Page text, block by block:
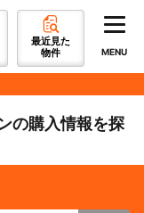
最近見た
物件
MENU
の購入情報を探